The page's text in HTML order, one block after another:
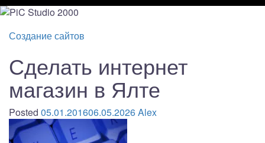
Создание сайтов
Сделать интернет
магазин в Ялте
Posted 05.01.201606.05.2026Alex